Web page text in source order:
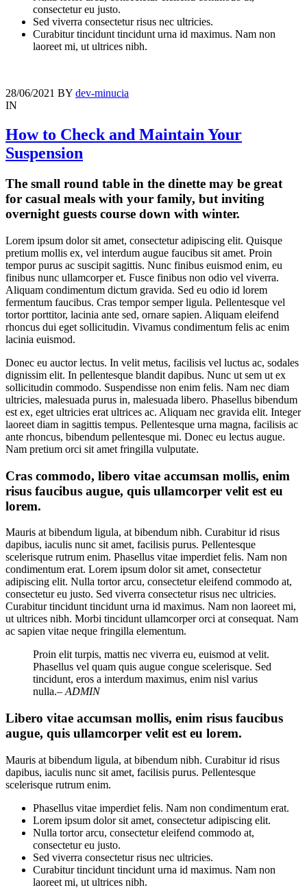
consectetur eu justo.
Sed viverra consectetur risus nec ultricies.
Curabitur tincidunt tincidunt urna id maximus. Nam non
laoreet mi, ut ultrices nibh.
28/06/2021 BY dev-minucia
IN
How to Check and Maintain Your
Suspension
The small round table in the dinette may be great
for casual meals with your family, but inviting
overnight guests course down with winter.
Lorem ipsum dolor sit amet, consectetur adipiscing elit. Quisque
pretium mollis ex, vel interdum augue faucibus sit amet. Proin
tempor purus ac suscipit sagittis. Nunc finibus euismod enim, eu
finibus nunc ullamcorper et. Fusce finibus non odio vel viverra.
Aliquam condimentum dictum gravida. Sed eu odio id lorem
fermentum faucibus. Cras tempor semper ligula. Pellentesque vel
tortor porttitor, lacinia ante sed, ornare sapien. Aliquam eleifend
rhoncus dui eget sollicitudin. Vivamus condimentum felis ac enim
lacinia euismod.
Donec eu auctor lectus. In velit metus, facilisis vel luctus ac, sodales
dignissim elit. In pellentesque blandit dapibus. Nunc ut sem ut ex
sollicitudin commodo. Suspendisse non enim felis. Nam nec diam
ultricies, malesuada purus in, malesuada libero. Phasellus bibendum
est ex, eget ultricies erat ultrices ac. Aliquam nec gravida elit. Integer
laoreet diam in sagittis tempus. Pellentesque urna magna, facilisis ac
ante rhoncus, bibendum pellentesque mi. Donec eu lectus augue.
Nam pretium orci sit amet fringilla vulputate.
Cras commodo, libero vitae accumsan mollis, enim
risus faucibus augue, quis ullamcorper velit est eu
lorem.
Mauris at bibendum ligula, at bibendum nibh. Curabitur id risus
dapibus, iaculis nunc sit amet, facilisis purus. Pellentesque
scelerisque rutrum enim. Phasellus vitae imperdiet felis. Nam non
condimentum erat. Lorem ipsum dolor sit amet, consectetur
adipiscing elit. Nulla tortor arcu, consectetur eleifend commodo at,
consectetur eu justo. Sed viverra consectetur risus nec ultricies.
Curabitur tincidunt tincidunt urna id maximus. Nam non laoreet mi,
ut ultrices nibh. Morbi tincidunt ullamcorper orci at consequat. Nam
ac sapien vitae neque fringilla elementum.
Proin elit turpis, mattis nec viverra eu, euismod at velit.
Phasellus vel quam quis augue congue scelerisque. Sed
tincidunt, eros a interdum maximus, enim nisl varius
nulla.– ADMIN
Libero vitae accumsan mollis, enim risus faucibus
augue, quis ullamcorper velit est eu lorem.
Mauris at bibendum ligula, at bibendum nibh. Curabitur id risus
dapibus, iaculis nunc sit amet, facilisis purus. Pellentesque
scelerisque rutrum enim.
Phasellus vitae imperdiet felis. Nam non condimentum erat.
Lorem ipsum dolor sit amet, consectetur adipiscing elit.
Nulla tortor arcu, consectetur eleifend commodo at,
consectetur eu justo.
Sed viverra consectetur risus nec ultricies.
Curabitur tincidunt tincidunt urna id maximus. Nam non
laoreet mi, ut ultrices nibh.